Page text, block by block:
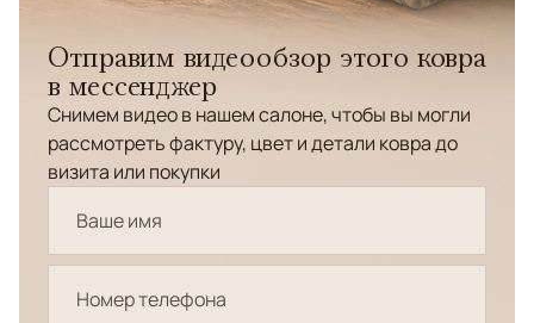
Отправим видеообзор этого ковра
в мессенджер
Снимем видео в нашем салоне, чтобы вы могли
рассмотреть фактуру, цвет и детали ковра до
визита или покупки